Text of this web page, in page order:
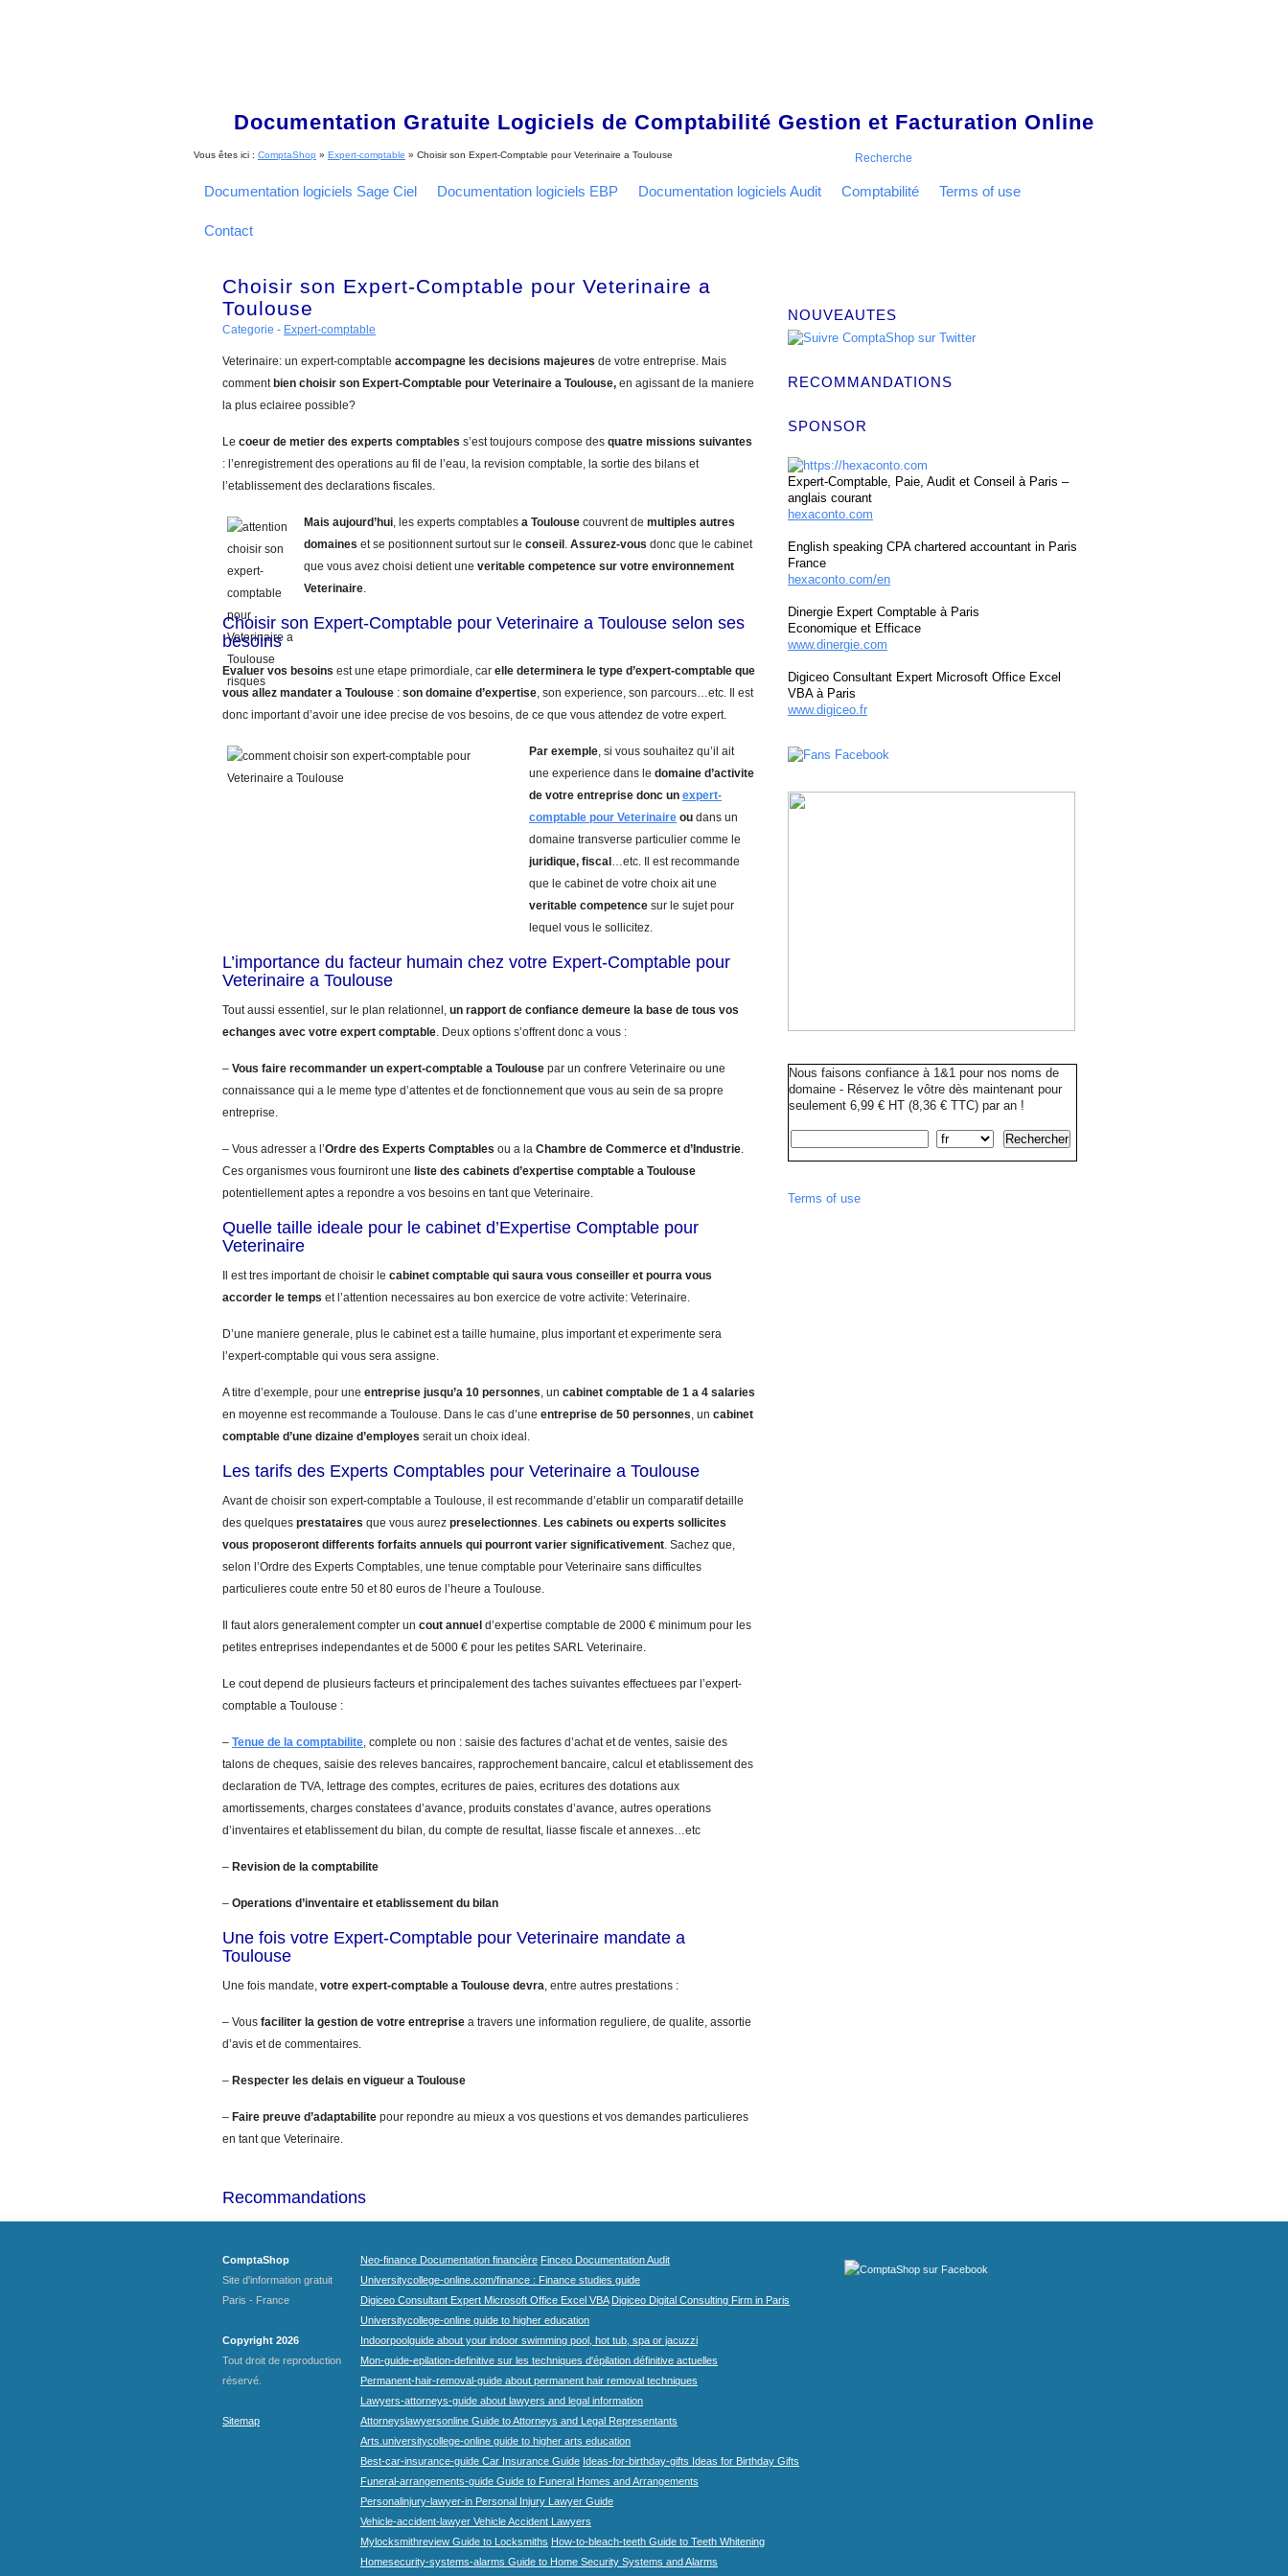
Documentation Gratuite Logiciels de Comptabilité Gestion et Facturation Online
Recherche
Vous êtes ici : ComptaShop » Expert-comptable » Choisir son Expert-Comptable pour Veterinaire a Toulouse
Documentation logiciels Sage Ciel Documentation logiciels EBP Documentation logiciels Audit Comptabilité Terms of use
Contact
Choisir son Expert-Comptable pour Veterinaire a
Toulouse
Categorie - Expert-comptable
Veterinaire: un expert-comptable accompagne les decisions majeures de votre entreprise. Mais
comment bien choisir son Expert-Comptable pour Veterinaire a Toulouse, en agissant de la maniere
la plus eclairee possible?
Le coeur de metier des experts comptables s’est toujours compose des quatre missions suivantes
: l’enregistrement des operations au fil de l’eau, la revision comptable, la sortie des bilans et
l’etablissement des declarations fiscales.
Mais aujourd’hui, les experts comptables a Toulouse couvrent de multiples autres
domaines et se positionnent surtout sur le conseil . Assurez-vous donc que le cabinet
que vous avez choisi detient une veritable competence sur votre environnement
Veterinaire.
Choisir son Expert-Comptable pour Veterinaire a Toulouse selon ses
besoins
Evaluer vos besoins est une etape primordiale, car elle determinera le type d’expert-comptable que
vous allez mandater a Toulouse : son domaine d’expertise, son experience, son parcours…etc. Il est
donc important d’avoir une idee precise de vos besoins, de ce que vous attendez de votre expert.
Par exemple, si vous souhaitez qu’il ait
une experience dans le domaine d’activite
de votre entreprise donc un expert-
comptable pour Veterinaire ou dans un
domaine transverse particulier comme le
juridique, fiscal …etc. Il est recommande
que le cabinet de votre choix ait une
veritable competence sur le sujet pour
lequel vous le sollicitez.
L’importance du facteur humain chez votre Expert-Comptable pour
Veterinaire a Toulouse
Tout aussi essentiel, sur le plan relationnel, un rapport de confiance demeure la base de tous vos
echanges avec votre expert comptable. Deux options s’offrent donc a vous :
– Vous faire recommander un expert-comptable a Toulouse par un confrere Veterinaire ou une
connaissance qui a le meme type d’attentes et de fonctionnement que vous au sein de sa propre
entreprise.
– Vous adresser a l’Ordre des Experts Comptables ou a la Chambre de Commerce et d’Industrie.
Ces organismes vous fourniront une liste des cabinets d’expertise comptable a Toulouse
potentiellement aptes a repondre a vos besoins en tant que Veterinaire.
Quelle taille ideale pour le cabinet d’Expertise Comptable pour
Veterinaire
Il est tres important de choisir le cabinet comptable qui saura vous conseiller et pourra vous
accorder le temps et l’attention necessaires au bon exercice de votre activite: Veterinaire.
D’une maniere generale, plus le cabinet est a taille humaine, plus important et experimente sera
l’expert-comptable qui vous sera assigne.
A titre d’exemple, pour une entreprise jusqu’a 10 personnes, un cabinet comptable de 1 a 4 salaries
en moyenne est recommande a Toulouse. Dans le cas d’une entreprise de 50 personnes, un cabinet
comptable d’une dizaine d’employes serait un choix ideal.
Les tarifs des Experts Comptables pour Veterinaire a Toulouse
Avant de choisir son expert-comptable a Toulouse, il est recommande d’etablir un comparatif detaille
des quelques prestataires que vous aurez preselectionnes. Les cabinets ou experts sollicites
vous proposeront differents forfaits annuels qui pourront varier significativement. Sachez que,
selon l’Ordre des Experts Comptables, une tenue comptable pour Veterinaire sans difficultes
particulieres coute entre 50 et 80 euros de l’heure a Toulouse.
Il faut alors generalement compter un cout annuel d’expertise comptable de 2000 € minimum pour les
petites entreprises independantes et de 5000 € pour les petites SARL Veterinaire.
Le cout depend de plusieurs facteurs et principalement des taches suivantes effectuees par l’expert-
comptable a Toulouse :
– Tenue de la comptabilite, complete ou non : saisie des factures d’achat et de ventes, saisie des
talons de cheques, saisie des releves bancaires, rapprochement bancaire, calcul et etablissement des
declaration de TVA, lettrage des comptes, ecritures de paies, ecritures des dotations aux
amortissements, charges constatees d’avance, produits constates d’avance, autres operations
d’inventaires et etablissement du bilan, du compte de resultat, liasse fiscale et annexes…etc
– Revision de la comptabilite
– Operations d’inventaire et etablissement du bilan
Une fois votre Expert-Comptable pour Veterinaire mandate a
Toulouse
Une fois mandate, votre expert-comptable a Toulouse devra, entre autres prestations :
– Vous faciliter la gestion de votre entreprise a travers une information reguliere, de qualite, assortie
d’avis et de commentaires.
– Respecter les delais en vigueur a Toulouse
– Faire preuve d’adaptabilite pour repondre au mieux a vos questions et vos demandes particulieres
en tant que Veterinaire.
NOUVEAUTES
RECOMMANDATIONS
SPONSOR
Expert-Comptable, Paie, Audit et Conseil à Paris –
anglais courant
hexaconto.com
English speaking CPA chartered accountant in Paris
France
hexaconto.com/en
Dinergie Expert Comptable à Paris
Economique et Efficace
www.dinergie.com
Digiceo Consultant Expert Microsoft Office Excel
VBA à Paris
www.digiceo.fr
Nous faisons confiance à 1&1 pour nos noms de
domaine - Réservez le vôtre dès maintenant pour
seulement 6,99 € HT (8,36 € TTC) par an !
Terms of use
Recommandations
ComptaShop
Site d'information gratuit
Paris - France
Copyright 2026
Tout droit de reproduction
réservé.
Sitemap
Neo-finance Documentation financière Finceo Documentation Audit
Universitycollege-online.com/finance : Finance studies guide
Digiceo Consultant Expert Microsoft Office Excel VBA Digiceo Digital Consulting Firm in Paris
Universitycollege-online guide to higher education
Indoorpoolguide about your indoor swimming pool, hot tub, spa or jacuzzi
Mon-guide-epilation-definitive sur les techniques d'épilation définitive actuelles
Permanent-hair-removal-guide about permanent hair removal techniques
Lawyers-attorneys-guide about lawyers and legal information
Attorneyslawyersonline Guide to Attorneys and Legal Representants
Arts.universitycollege-online guide to higher arts education
Best-car-insurance-guide Car Insurance Guide Ideas-for-birthday-gifts Ideas for Birthday Gifts
Funeral-arrangements-guide Guide to Funeral Homes and Arrangements
Personalinjury-lawyer-in Personal Injury Lawyer Guide
Vehicle-accident-lawyer Vehicle Accident Lawyers
Mylocksmithreview Guide to Locksmiths How-to-bleach-teeth Guide to Teeth Whitening
Homesecurity-systems-alarms Guide to Home Security Systems and Alarms